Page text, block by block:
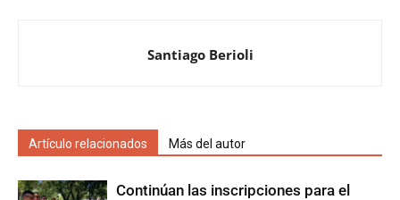
Santiago Berioli
Artículo relacionados Más del autor
Continúan las inscripciones para el